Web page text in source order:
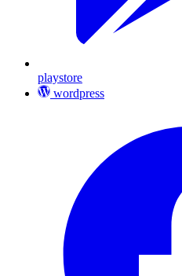
playstore
wordpress